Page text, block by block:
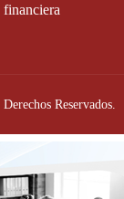
Reservados.